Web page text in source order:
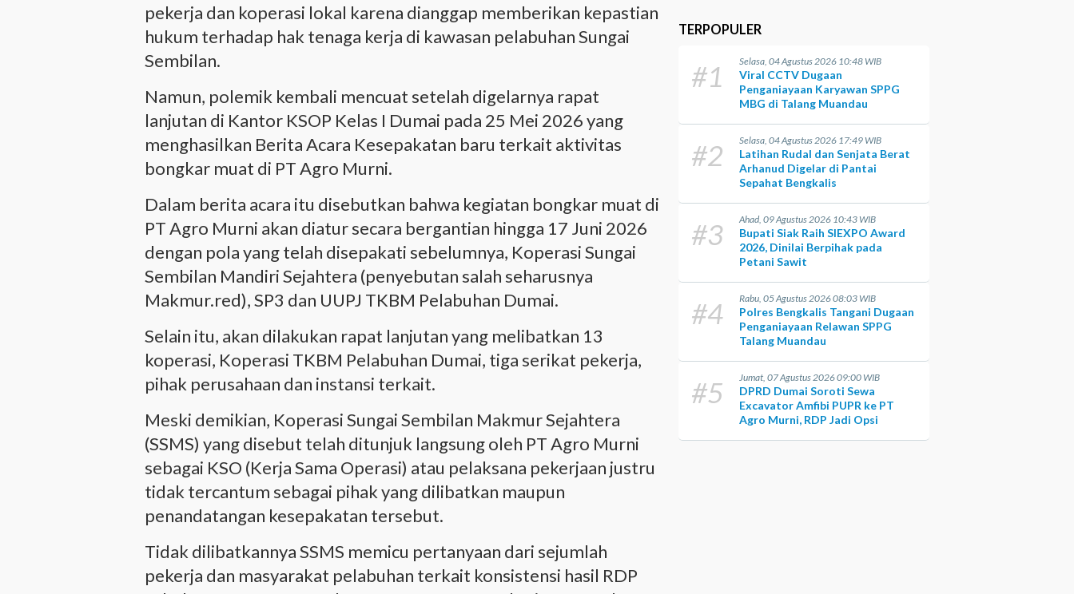
pekerja dan koperasi lokal karena dianggap memberikan kepastian
hukum terhadap hak tenaga kerja di kawasan pelabuhan Sungai
Sembilan.
Namun, polemik kembali mencuat setelah digelarnya rapat
lanjutan di Kantor KSOP Kelas I Dumai pada 25 Mei 2026 yang
menghasilkan Berita Acara Kesepakatan baru terkait aktivitas
bongkar muat di PT Agro Murni.
Dalam berita acara itu disebutkan bahwa kegiatan bongkar muat di
PT Agro Murni akan diatur secara bergantian hingga 17 Juni 2026
dengan pola yang telah disepakati sebelumnya, Koperasi Sungai
Sembilan Mandiri Sejahtera (penyebutan salah seharusnya
Makmur.red), SP3 dan UUPJ TKBM Pelabuhan Dumai.
Selain itu, akan dilakukan rapat lanjutan yang melibatkan 13
koperasi, Koperasi TKBM Pelabuhan Dumai, tiga serikat pekerja,
pihak perusahaan dan instansi terkait.
Meski demikian, Koperasi Sungai Sembilan Makmur Sejahtera
(SSMS) yang disebut telah ditunjuk langsung oleh PT Agro Murni
sebagai KSO (Kerja Sama Operasi) atau pelaksana pekerjaan justru
tidak tercantum sebagai pihak yang dilibatkan maupun
penandatangan kesepakatan tersebut.
Tidak dilibatkannya SSMS memicu pertanyaan dari sejumlah
pekerja dan masyarakat pelabuhan terkait konsistensi hasil RDP
TERPOPULER
#1 Selasa, 04 Agustus 2026 10:48 WIB
Viral CCTV Dugaan
Penganiayaan Karyawan SPPG
MBG di Talang Muandau
#2 Selasa, 04 Agustus 2026 17:49 WIB
Latihan Rudal dan Senjata Berat
Arhanud Digelar di Pantai
Sepahat Bengkalis
#3 Ahad, 09 Agustus 2026 10:43 WIB
Bupati Siak Raih SIEXPO Award
2026, Dinilai Berpihak pada
Petani Sawit
#4 Rabu, 05 Agustus 2026 08:03 WIB
Polres Bengkalis Tangani Dugaan
Penganiayaan Relawan SPPG
Talang Muandau
#5 Jumat, 07 Agustus 2026 09:00 WIB
DPRD Dumai Soroti Sewa
Excavator Amfibi PUPR ke PT
Agro Murni, RDP Jadi Opsi